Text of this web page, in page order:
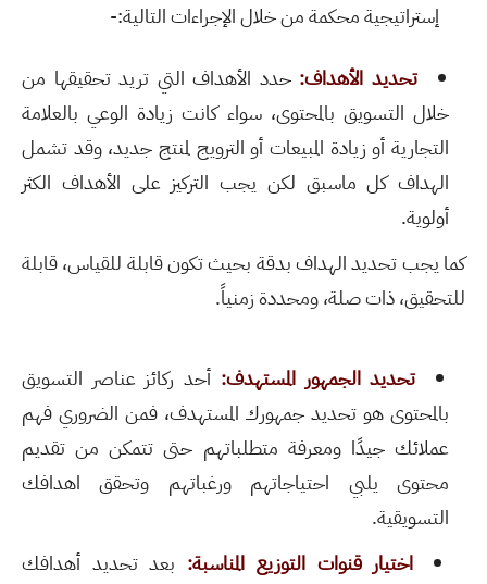
إستراتيجية محكمة من خلال الإجراءات التالية:-
تحديد الأهداف: حدد الأهداف التي تريد تحقيقها من
خلال التسويق بالمحتوى، سواء كانت زيادة الوعي بالعلامة
التجارية أو زيادة المبيعات أو الترويج لمنتج جديد، وقد تشمل
الهداف كل ماسبق لكن يجب التركيز على الأهداف الكثر
أولوية.
كما يجب تحديد الهداف بدقة بحيث تكونقابلة للقياس، قابلة
للتحقيق، ذات صلة، ومحددة زمنياً.
تحديد الجمهور المستهدف: أحد ركائز عناصر التسويق
بالمحتوى هو تحديد جمهورك المستهدف، فمن الضروري فهم
عملائك جيدًا ومعرفة متطلباتهم حتى تتمكن من تقديم
محتوى يلبي احتياجاتهم ورغباتهم وتحقق اهدافك
التسويقية.
اختيار قنوات التوزيع المناسبة: بعد تحديد أهدافك